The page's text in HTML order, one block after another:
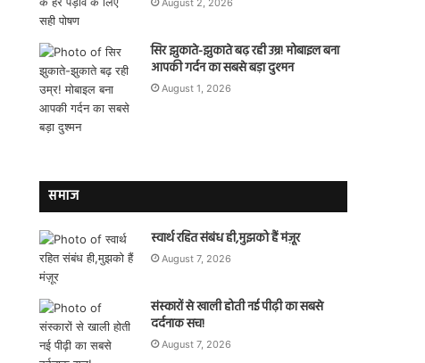
August 2, 2026
सिर झुकाते-झुकाते बढ़ रही उम्र! मोबाइल बना
आपकी गर्दन का सबसे बड़ा दुश्मन
August 1, 2026
समाज
स्वार्थ रहित संबंध ही,मुझको हैं मंज़ूर
August 7, 2026
संस्कारों से खाली होती नई पीढ़ी का सबसे
दर्दनाक सच!
August 7, 2026